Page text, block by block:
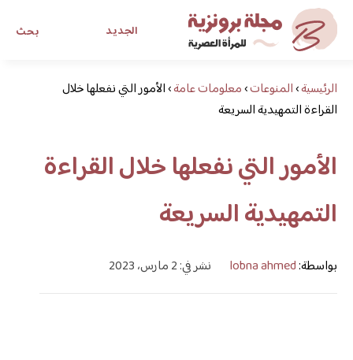
بحث الجديد
مجلة برونزية للفتاة العصريةالرئيسية›المنوعات›معلومات عامة›الأمور التي نفعلها خلال
القراءة التمهيدية السريعة
الأمور التي نفعلها خلال القراءة
التمهيدية السريعة
بواسطة:lobna ahmed نشر في: 2 مارس، 2023